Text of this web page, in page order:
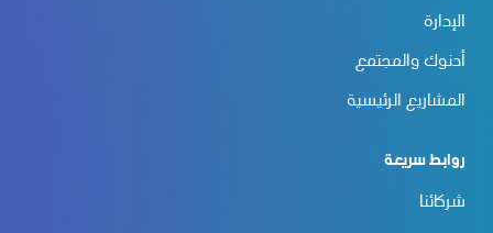
الإدارة
أدنوك والمجتمع
المشاريع الرئيسية
روابط سريعة
شركائنا